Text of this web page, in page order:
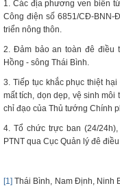
1. Các địa phương ven biển
Công điện số 6851/CĐ-BNN-
triển nông thôn.
2. Đảm bảo an toàn đê điều
Hồng - sông Thái Bình.
3. Tiếp tục khắc phục thiệt
mất tích, dọn dẹp, vệ sinh
chỉ đạo của Thủ tướng Chính
4. Tổ chức trực ban (24/
PTNT qua Cục Quản lý đê
[1] Thái Bình, Nam Định, Ninh